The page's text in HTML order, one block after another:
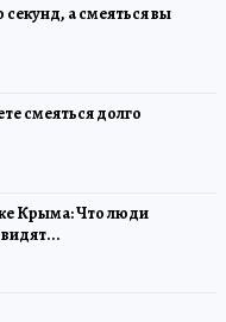
секунд, а смеяться вы
смеяться долго
Крыма: Что люди